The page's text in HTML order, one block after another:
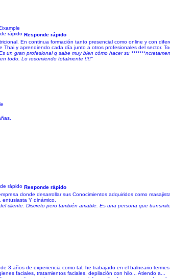
Responde rápido
En continua formación tanto presencial como online y con
y aprendiendo cada día junto a otros profesionales del sector.
un gran profesional q sabe muy bien cómo hacer su
todo. Lo recomiendo totalmente !!!!"
Responde rápido
donde desarrollar sus Conocimientos adquiridos como
Y dinámico.
cliente. Discreto pero también amable. Es una persona que
3 años de experiencia como tal, he trabajado en el balneario
faciales, tratamientos faciales, depilación con hilo... Atiendo a...